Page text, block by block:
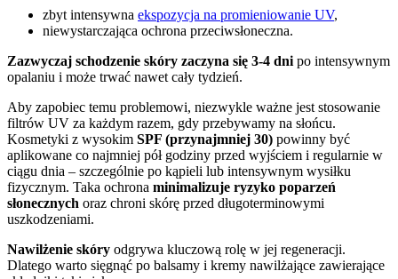
zbyt intensywna ekspozycja na promieniowanie UV,
niewystarczająca ochrona przeciwsłoneczna.
Zazwyczaj schodzenie skóry zaczyna się 3-4 dni po intensywnym
opalaniu i może trwać nawet cały tydzień.
Aby zapobiec temu problemowi, niezwykle ważne jest stosowanie
filtrów UV za każdym razem, gdy przebywamy na słońcu.
Kosmetyki z wysokim SPF (przynajmniej 30) powinny być
aplikowane co najmniej pół godziny przed wyjściem i regularnie w
ciągu dnia – szczególnie po kąpieli lub intensywnym wysiłku
fizycznym. Taka ochrona minimalizuje ryzyko poparzeń
słonecznych oraz chroni skórę przed długoterminowymi
uszkodzeniami.
Nawilżenie skóry odgrywa kluczową rolę w jej regeneracji.
Dlatego warto sięgnąć po balsamy i kremy nawilżające zawierające